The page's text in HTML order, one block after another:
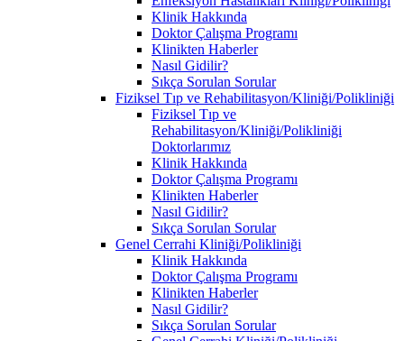
Klinik Hakkında
Doktor Çalışma Programı
Klinikten Haberler
Nasıl Gidilir?
Sıkça Sorulan Sorular
Fiziksel Tıp ve Rehabilitasyon/Kliniği/Polikliniği
Fiziksel Tıp ve
Rehabilitasyon/Kliniği/Polikliniği
Doktorlarımız
Klinik Hakkında
Doktor Çalışma Programı
Klinikten Haberler
Nasıl Gidilir?
Sıkça Sorulan Sorular
Genel Cerrahi Kliniği/Polikliniği
Klinik Hakkında
Doktor Çalışma Programı
Klinikten Haberler
Nasıl Gidilir?
Sıkça Sorulan Sorular